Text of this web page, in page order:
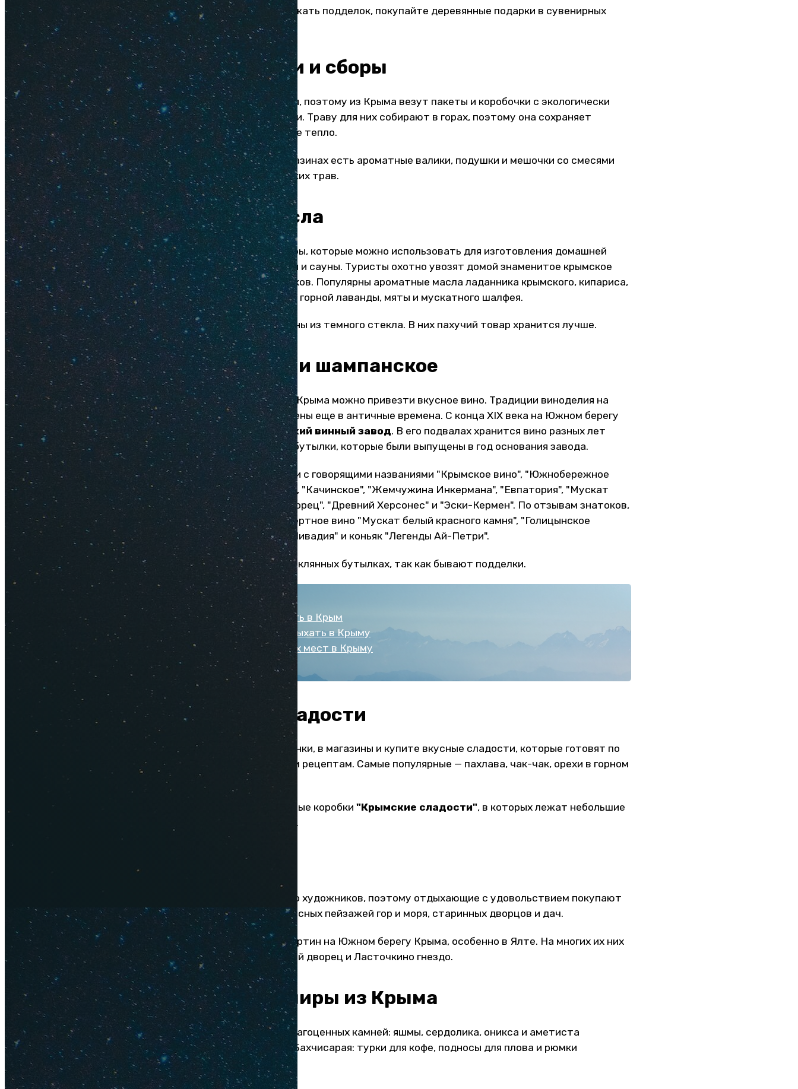
Совет. Если хотите избежать подделок, покупайте деревянные подарки в сувенирных
магазинах, а не с рук.
Травяные чаи и сборы
Россияне любят чаепития, поэтому из Крыма везут пакеты и коробочки с экологически
чистыми крымскими чаями. Траву для них собирают в горах, поэтому она сохраняет
ароматы лета и солнечное тепло.
Совет . Кроме чаев, в магазинах есть ароматные валики, подушки и мешочки со смесями
приятно пахнущих крымских трав.
Эфирные масла
Купите приятные сувениры, которые можно использовать для изготовления домашней
косметики, ароматерапии и сауны. Туристы охотно увозят домой знаменитое крымское
масло из розовых лепестков. Популярны ароматные масла ладанника крымского, кипариса,
иссопа, лимонной полыни, горной лаванды, мяты и мускатного шалфея.
Совет. Выбирайте флаконы из темного стекла. В них пахучий товар хранится лучше.
Вино, коньяк и шампанское
По отзывам туристов, из Крыма можно привезти вкусное вино. Традиции виноделия на
полуострове были заложены еще в античные времена. С конца XIX века на Южном берегу
работает Массандровский винный завод. В его подвалах хранится вино разных лет
выдержки, в том числе и бутылки, которые были выпущены в год основания завода.
В Крыму продают напитки с говорящими названиями "Крымское вино", "Южнобережное
вино", "Голицынские вина", "Качинское", "Жемчужина Инкермана", "Евпатория", "Мускат
Бахчисарай", "Ханский дворец", "Древний Херсонес" и "Эски-Кермен". По отзывам знатоков,
хороший вкус имеют десертное вино "Мускат белый красного камня", "Голицынское
шампанское", портвейн "Ливадия" и коньяк "Легенды Ай-Петри".
Совет . Берите вино в стеклянных бутылках, так как бывают подделки.
8 причин поехать в Крым
7 причин не отдыхать в Крыму
6 самых скучных мест в Крыму
Крымские сладости
Загляните на местные рынки, в магазины и купите вкусные сладости, которые готовят по
традиционным татарским рецептам. Самые популярные — пахлава, чак-чак, орехи в горном
меду, нуга и рахат-лукум.
. Возьмите красочные коробки"Крымские сладости", в которых лежат небольшие
кусочки разных лакомств.
Картины
В Крыму проживает много художников, поэтому отдыхающие с удовольствием покупают
картины с видами живописных пейзажей гор и моря, старинных дворцов и дач.
Совет . Большой выбор картин на Южном берегу Крыма, особенно в Ялте. На многих их них
изображены Воронцовский дворец и Ласточкино гнездо.
Другие сувениры из Крыма
Украшения из полудрагоценных камней: яшмы, сердолика, оникса и аметиста
Чеканная посуда из Бахчисарая: турки для кофе, подносы для плова и рюмки
Ракушки рапаны
Саше из лаванды.